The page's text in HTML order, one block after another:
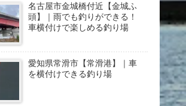
名古屋市金城橋付近【金城ふ
頭】｜雨でも釣りができる！
車横付けで楽しめる釣り場
愛知県常滑市【常滑港】｜車
を横付けできる釣り場